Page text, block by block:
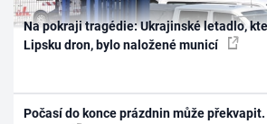
Na pokraji tragédie: Ukrajinské letadlo,
Lipsku dron, bylo naložené municí
Počasí do konce prázdnin může